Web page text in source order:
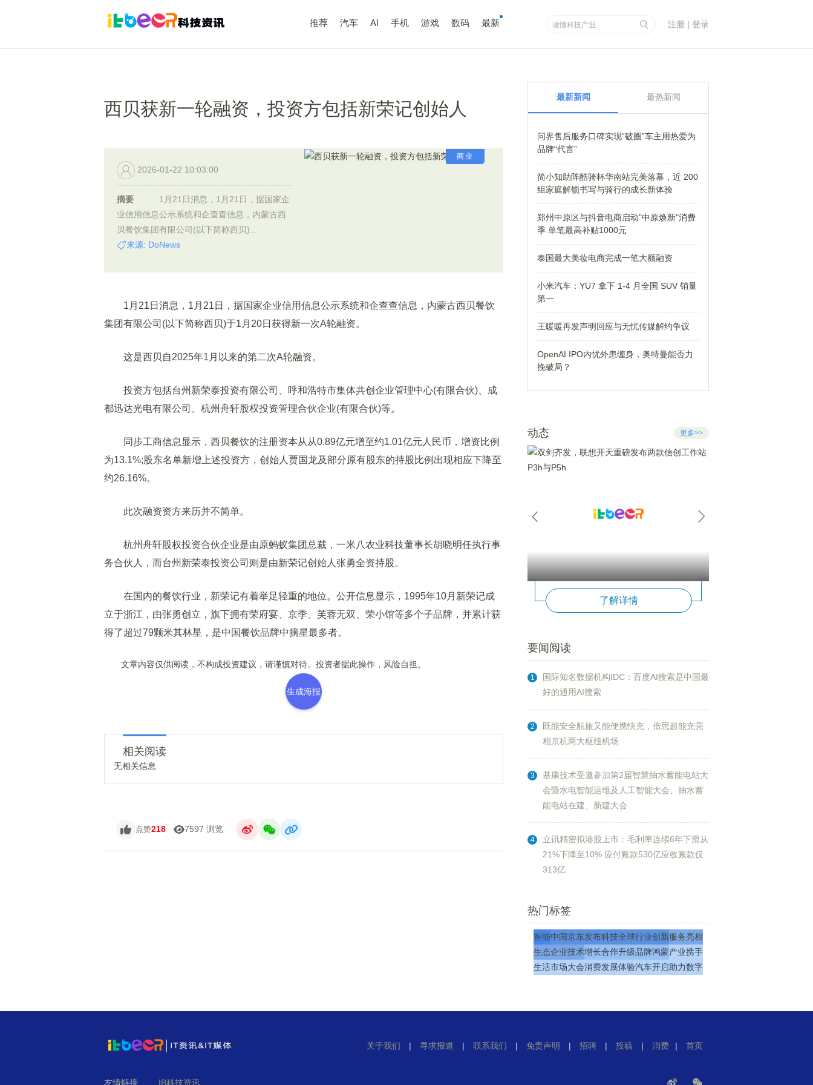
推荐 汽车 AI 手机 游戏 数码 最新 注册 | 登录
西贝获新一轮融资，投资方包括新荣记创始人
商业
2026-01-22 10:03:00
摘要
1月21日消息，1月21日，据国家企
业信用信息公示系统和企查查信息，内蒙古西
贝餐饮集团有限公司(以下简称西贝)...
来源: DoNews
1月21日消息，1月21日，据国家企业信用信息公示系统和企查查信息，内蒙古西贝餐饮
集团有限公司(以下简称西贝)于1月20日获得新一次A轮融资。
这是西贝自2025年1月以来的第二次A轮融资。
投资方包括台州新荣泰投资有限公司、呼和浩特市集体共创企业管理中心(有限合伙)、成
都迅达光电有限公司、杭州舟轩股权投资管理合伙企业(有限合伙)等。
同步工商信息显示，西贝餐饮的注册资本从从0.89亿元增至约1.01亿元人民币，增资比例
为13.1%;股东名单新增上述投资方，创始人贾国龙及部分原有股东的持股比例出现相应下降至
约26.16%。
此次融资资方来历并不简单。
杭州舟轩股权投资合伙企业是由原蚂蚁集团总裁，一米八农业科技董事长胡晓明任执行事
务合伙人，而台州新荣泰投资公司则是由新荣记创始人张勇全资持股。
在国内的餐饮行业，新荣记有着举足轻重的地位。公开信息显示，1995年10月新荣记成
立于浙江，由张勇创立，旗下拥有荣府宴、京季、芙蓉无双、荣小馆等多个子品牌，并累计获
得了超过79颗米其林星，是中国餐饮品牌中摘星最多者。
文章内容仅供阅读，不构成投资建议，请谨慎对待。投资者据此操作，风险自担。
生成海报
相关阅读
无相关信息
点赞218 7597 浏览
最新新闻 最热新闻
问界售后服务口碑实现“破圈”车主用热爱为
品牌“代言”
简小知助阵酷骑杯华南站完美落幕，近 200
组家庭解锁书写与骑行的成长新体验
郑州中原区与抖音电商启动"中原焕新"消费
季 单笔最高补贴1000元
泰国最大美妆电商完成一笔大额融资
小米汽车：YU7 拿下 1-4 月全国 SUV 销量
第一
王暖暖再发声明回应与无忧传媒解约争议
OpenAI IPO内忧外患缠身，奥特曼能否力
挽破局？
动态 更多>>
了解详情
要闻阅读
1
国际知名数据机构IDC：百度AI搜索是中国最
好的通用AI搜索
2
既能安全航旅又能便携快充，倍思超能充亮
相京杭两大枢纽机场
3
基康技术受邀参加第2届智慧抽水蓄能电站大
会暨水电智能运维及人工智能大会、抽水蓄
能电站在建、新建大会
4
立讯精密拟港股上市：毛利率连续6年下滑从
21%下降至10% 应付账款530亿应收账款仅
313亿
热门标签
智能中国京东发布科技全球行业创新服务亮相
生态企业技术增长合作升级品牌鸿蒙产业携手
生活市场大会消费发展体验汽车开启助力数字
关于我们 | 寻求报道 | 联系我们 | 免责声明 | 招聘 | 投稿 | 消费 | 首页
友情链接 IB科技资讯